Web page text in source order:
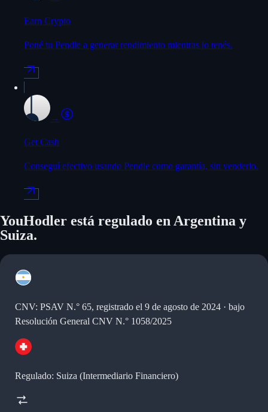
Earn Crypto
Poné tu Pendle a generar rendimiento mientras lo tenés.
→
Get Cash
Conseguí efectivo usando Pendle como garantía, sin venderlo.
YouHodler está regulado en Argentina y
Suiza.
CNV: PSAV N.° 65, registrado el 9 de agosto de 2024 · bajo
Resolución General CNV N.° 1058/2025
Regulado: Suiza (Intermediario Financiero)